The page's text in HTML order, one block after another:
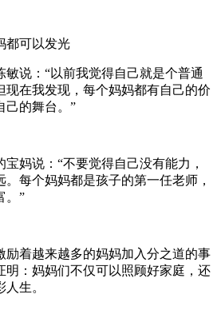
都可以发光
敏说：“以前我觉得自己就是个普通
现在我发现，每个妈妈都有自己的价
己的舞台。”
妈说：“不要觉得自己没有能力，
每个妈妈都是孩子的第一任老师，
。”
励着越来越多的妈妈加入分之道的事
明：妈妈们不仅可以照顾好家庭，还
生。